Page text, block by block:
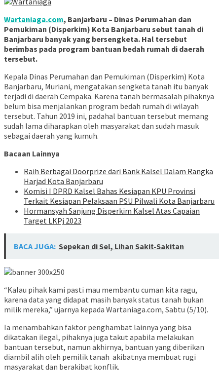
Wartaniaga.com, Banjarbaru – Dinas Perumahan dan
Pemukiman (Disperkim) Kota Banjarbaru sebut tanah di
Banjarbaru banyak yang bersengketa. Hal tersebut
berimbas pada program bantuan bedah rumah di daerah
tersebut.
Kepala Dinas Perumahan dan Pemukiman (Disperkim) Kota
Banjarbaru, Muriani, mengatakan sengketa tanah itu banyak
terjadi di daerah Cempaka. Karena tanah bermasalah pihaknya
belum bisa menjalankan program bedah rumah di wilayah
tersebut. Tahun 2019 ini, padahal bantuan tersebut memang
sudah lama diharapkan oleh masyarakat dan sudah masuk
sebagai daerah yang kumuh.
Bacaan Lainnya
Raih Berbagai Doorprize dari Bank Kalsel Dalam Rangka
Harjad Kota Banjarbaru
Komisi I DPRD Kalsel Bahas Kesiapan KPU Provinsi
Terkait Kesiapan Pelaksaan PSU Pilwali Kota Banjarbaru
Hormansyah Sanjung Disperkim Kalsel Atas Capaian
Target LKPj 2023
BACA JUGA: Sepekan di Sel, Lihan Sakit-Sakitan
“Kalau pihak kami pasti mau membantu cuman kita ragu,
karena data yang didapat masih banyak status tanah bukan
milik mereka,” ujarnya kepada Wartaniaga.com, Sabtu (5/10).
Ia menambahkan faktor penghambat lainnya yang bisa
dikatakan ilegal, pihaknya juga takut apabila melakukan
bantuan tersebut, namun akhirnya, bantuan yang diberikan
diambil alih oleh pemilik tanah akibatnya membuat rugi
masyarakat dan berakibat konflik.